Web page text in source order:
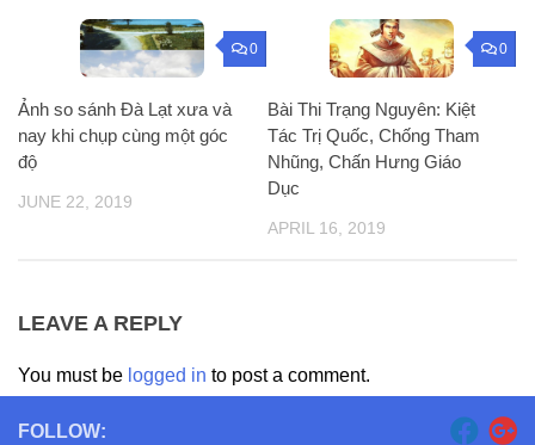
0
Ảnh so sánh Đà Lạt xưa và
nay khi chụp cùng một góc
độ
JUNE 22, 2019
0
Bài Thi Trạng Nguyên: Kiệt
Tác Trị Quốc, Chống Tham
Nhũng, Chấn Hưng Giáo
Dục
APRIL 16, 2019
LEAVE A REPLY
You must be logged in to post a comment.
FOLLOW: